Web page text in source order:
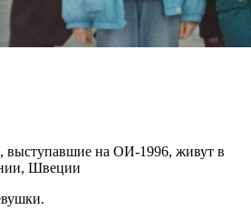
выступавшие на ОИ-1996, живут в
Швеции